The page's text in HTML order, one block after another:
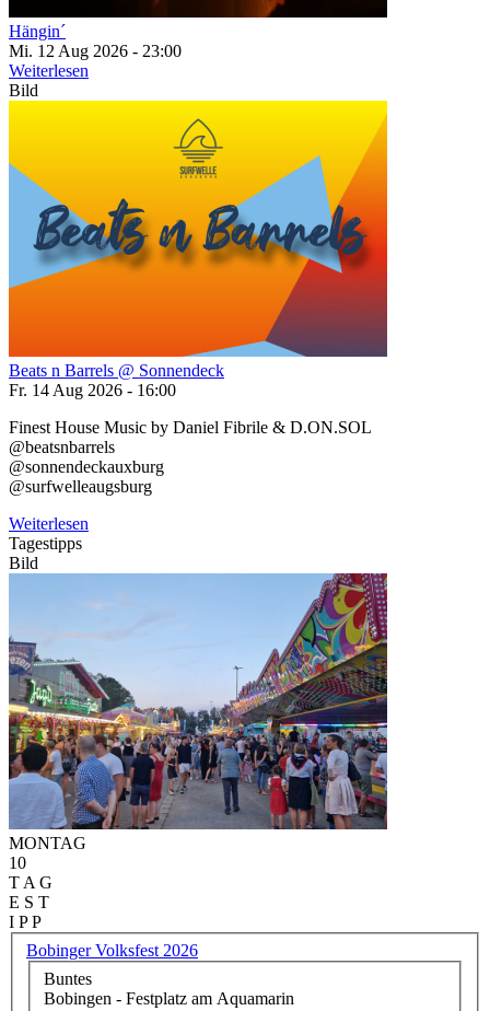
Hängin´
Mi. 12 Aug 2026 - 23:00
Weiterlesen
Bild
Beats n Barrels @ Sonnendeck
Fr. 14 Aug 2026 - 16:00
Finest House Music by Daniel Fibrile & D.ON.SOL
@beatsnbarrels
@sonnendeckauxburg
@surfwelleaugsburg
Weiterlesen
Tagestipps
Bild
MONTAG
10
T A G
E S T
I P P
Bobinger Volksfest 2026
Buntes
Bobingen - Festplatz am Aquamarin